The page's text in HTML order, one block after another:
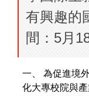
有興趣的
間：5月
一、 為促進境
化大專校院與